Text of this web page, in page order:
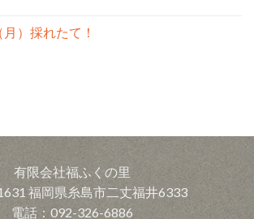
）採れたて！
有限会社福ふくの里
福岡県糸島市二丈福井6333
電話：092-326-6886